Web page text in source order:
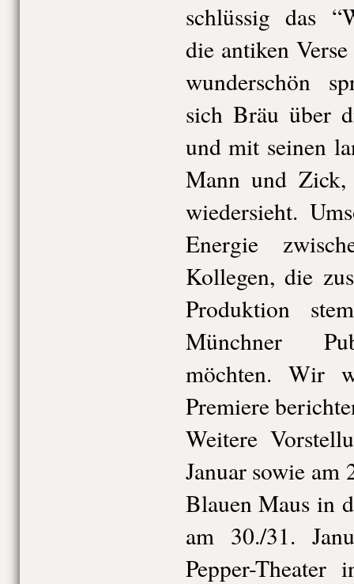
schlüssig das
die antiken
wunderschön
sich Bräu über
und mit seinen
Mann und
wiedersieht.
Energie
Kollegen, die
Produktion
Münchner
möchten. Wir
Premiere
Weitere
Januar sowie am
Blauen Maus in
am 30./31.
Pepper-Theater